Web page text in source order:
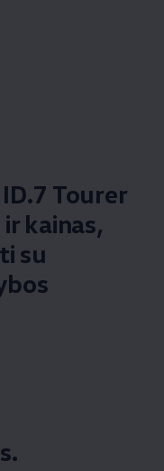
Tourer
kainas,
su